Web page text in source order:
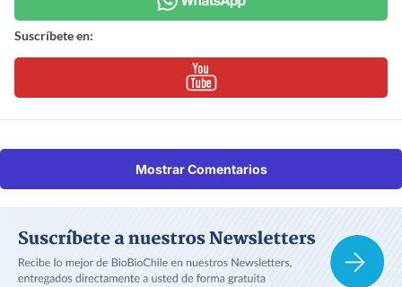
Suscríbete en:
Mostrar Comentarios